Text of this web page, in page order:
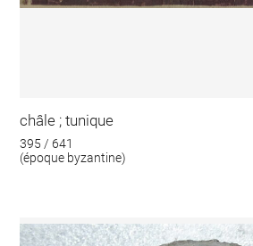
châle ; tunique
395 / 641
(époque byzantine)